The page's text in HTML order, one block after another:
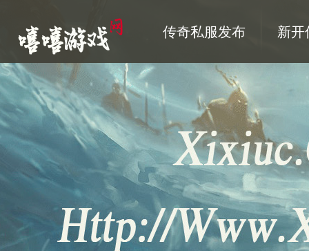
传奇私服发布 新开